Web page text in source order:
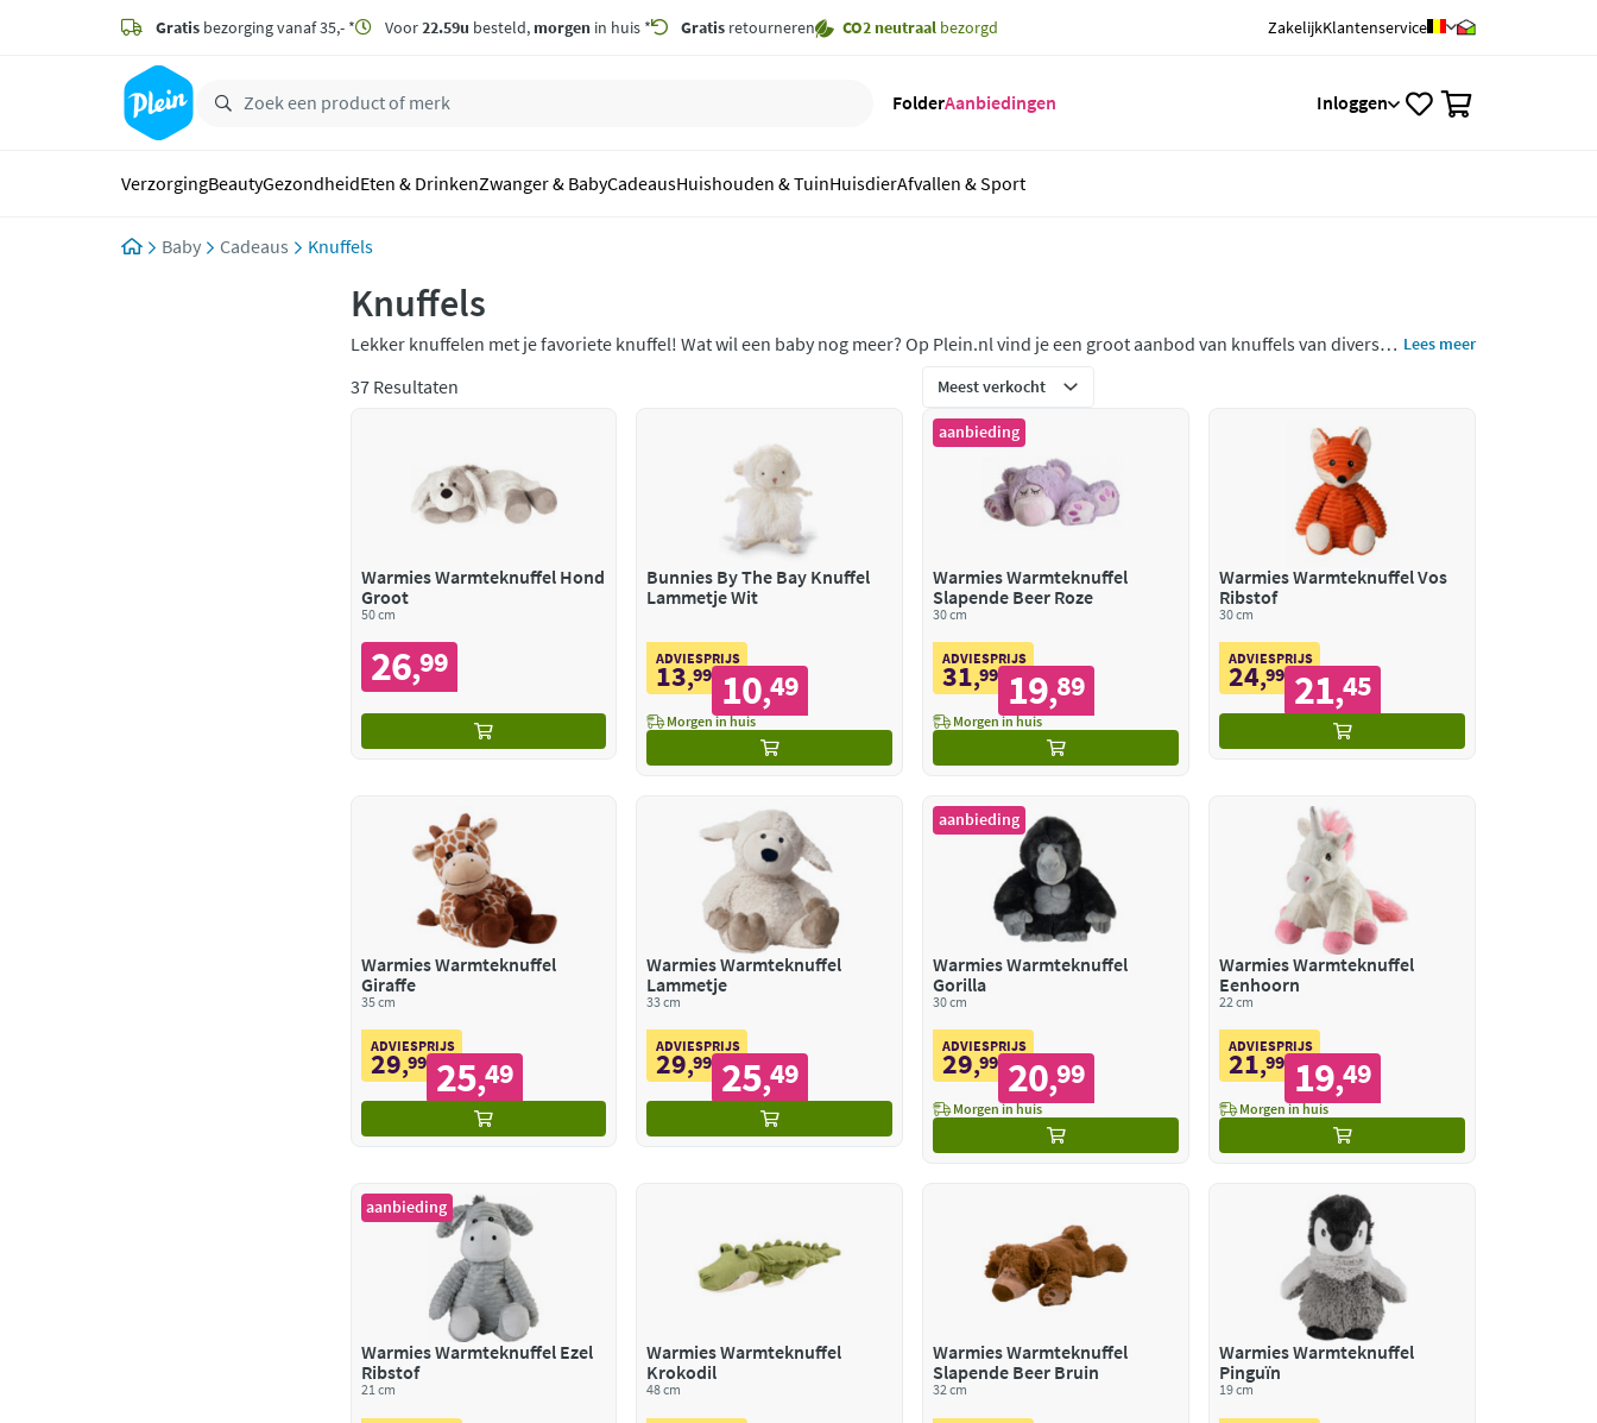
zoeken
hoofdinhoud
Gratis bezorging vanaf 35,- * Voor22.59u besteld, morgen in huis * Gratis retourneren CO2 neutraal bezorgd ZakelijkKlantenservice
FolderAanbiedingen Inloggen
VerzorgingBeautyGezondheidEten & DrinkenZwanger & BabyCadeausHuishouden & TuinHuisdierAfvallen & Sport
Baby Cadeaus Knuffels
Knuffels
Lekker knuffelen met je favoriete knuffel! Wat wil een baby nog meer? Op Plein.nl vind je een groot aanbod van knuffels van diverse
Lees meer
37 Resultaten
Warmies Warmteknuffel Hond
Groot
50 cm
26,99
Bunnies By The Bay Knuffel
Lammetje Wit
ADVIESPRIJS
13,99 10,49
Morgen in huis
aanbieding
Warmies Warmteknuffel
Slapende Beer Roze
30 cm
ADVIESPRIJS
31,99 19,89
Morgen in huis
Warmies Warmteknuffel Vos
Ribstof
30 cm
ADVIESPRIJS
24,99 21,45
Warmies Warmteknuffel
Giraffe
35 cm
ADVIESPRIJS
29,99 25,49
Warmies Warmteknuffel
Lammetje
33 cm
ADVIESPRIJS
29,99 25,49
aanbieding
Warmies Warmteknuffel
Gorilla
30 cm
ADVIESPRIJS
29,99 20,99
Morgen in huis
Warmies Warmteknuffel
Eenhoorn
22 cm
ADVIESPRIJS
21,99 19,49
Morgen in huis
aanbieding
Warmies Warmteknuffel Ezel
Ribstof
21 cm
Warmies Warmteknuffel
Krokodil
48 cm
Warmies Warmteknuffel
Slapende Beer Bruin
32 cm
Warmies Warmteknuffel
Pinguïn
19 cm